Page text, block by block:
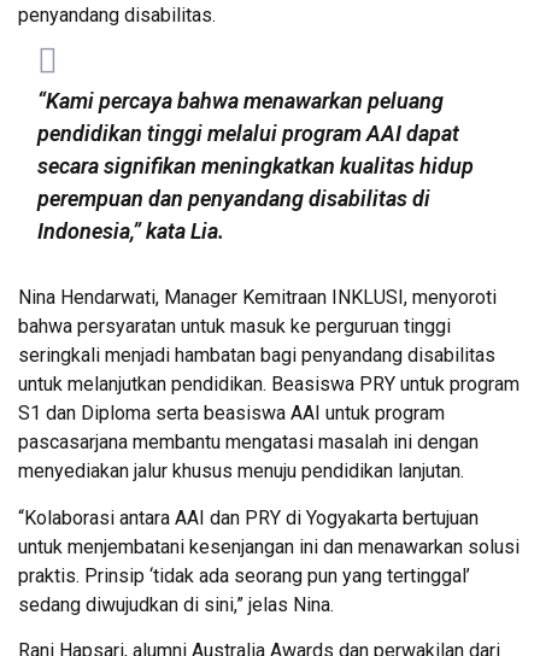
penyandang disabilitas.
“Kami percaya bahwa menawarkan peluang
pendidikan tinggi melalui program AAI dapat
secara signifikan meningkatkan kualitas hidup
perempuan dan penyandang disabilitas di
Indonesia,” kata Lia.
Nina Hendarwati, Manager Kemitraan INKLUSI, menyoroti
bahwa persyaratan untuk masuk ke perguruan tinggi
seringkali menjadi hambatan bagi penyandang disabilitas
untuk melanjutkan pendidikan. Beasiswa PRY untuk program
S1 dan Diploma serta beasiswa AAI untuk program
pascasarjana membantu mengatasi masalah ini dengan
menyediakan jalur khusus menuju pendidikan lanjutan.
“Kolaborasi antara AAI dan PRY di Yogyakarta bertujuan
untuk menjembatani kesenjangan ini dan menawarkan solusi
praktis. Prinsip ‘tidak ada seorang pun yang tertinggal’
sedang diwujudkan di sini,” jelas Nina.
Rani Hapsari, alumni Australia Awards dan perwakilan dari